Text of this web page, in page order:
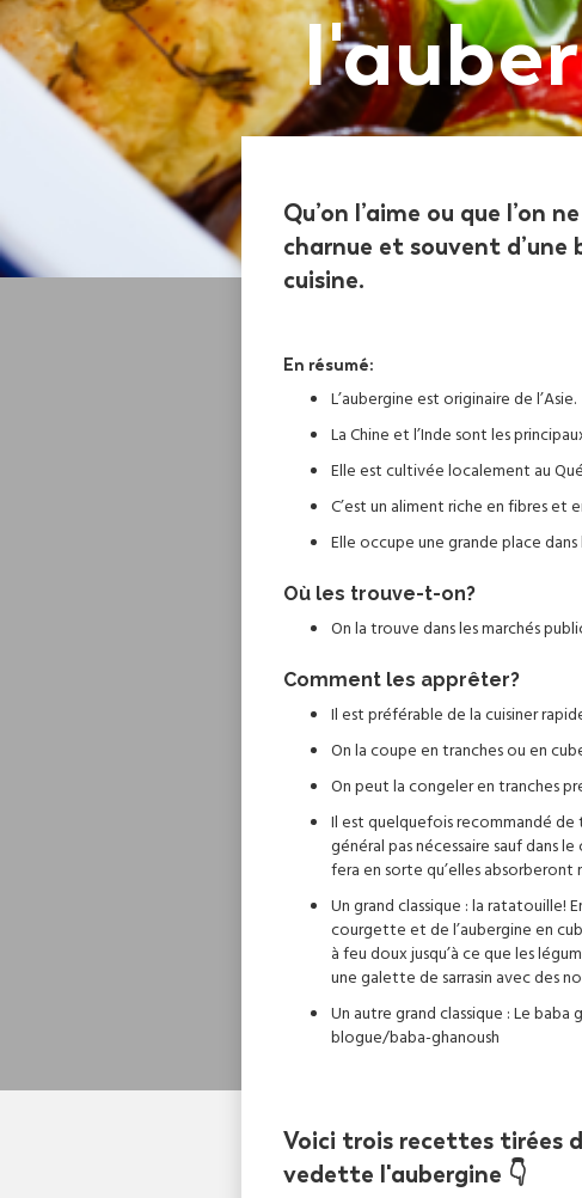
Qu’on l’aime ou que l’on
charnue et souvent d’une
cuisine.
En résumé:
L’aubergine est originaire de l’Asie.
La Chine et l’Inde sont les
Elle est cultivée localement au
C’est un aliment riche en fibres et
Elle occupe une grande place
Où les trouve-t-on?
On la trouve dans les marchés
Comment les apprêter?
Il est préférable de la cuisiner
On la coupe en tranches ou en
On peut la congeler en tranches
Il est quelquefois recommandé de
général pas nécessaire sauf dans
fera en sorte qu’elles absorberont
Un grand classique : la ratatouille!
courgette et de l’aubergine en
à feu doux jusqu’à ce que les
une galette de sarrasin avec des
Un autre grand classique : Le
blogue/baba-ghanoush
Voici trois recettes tirées
vedette l'aubergine 👇